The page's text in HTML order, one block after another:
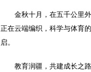
金秋十月，在五千公里
正在云端编织，科学与体育
启。
教育润疆，共建成长之路